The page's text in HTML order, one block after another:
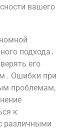
вашего
подхода․
его
Ошибки при
проблемам,
к
различными